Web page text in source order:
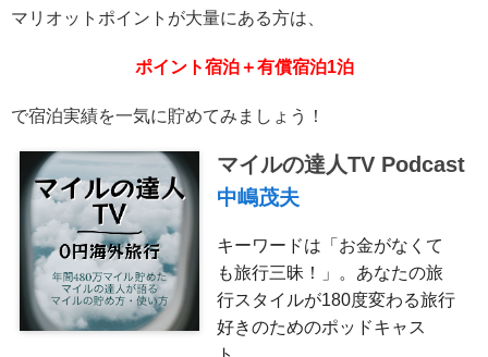
マリオットポイントが大量にある方は、
ポイント宿泊＋有償宿泊1泊
で宿泊実績を一気に貯めてみましょう！
マイルの達人TV Podcast
中嶋茂夫
キーワードは「お金がなくて
も旅行三昧！」。あなたの旅
行スタイルが180度変わる旅行
好きのためのポッドキャス